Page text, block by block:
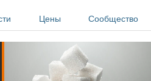
Цены Сообщество